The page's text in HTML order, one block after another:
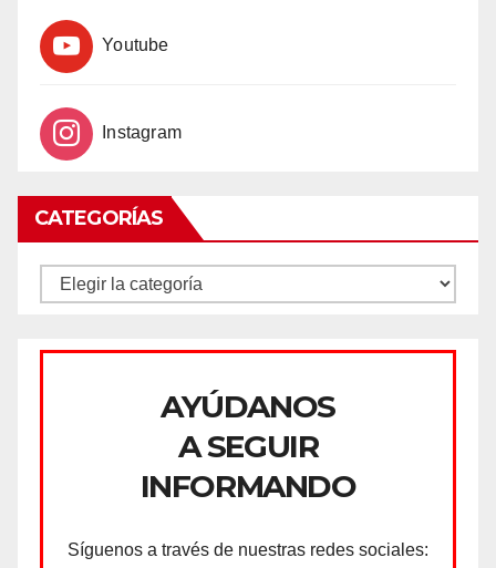
Youtube
Instagram
CATEGORÍAS
CATEGORÍAS
AYÚDANOS
A SEGUIR
INFORMANDO
Síguenos a través de nuestras redes sociales: